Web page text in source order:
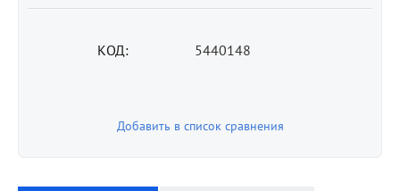
КОД: 5440148
Добавить в список сравнения